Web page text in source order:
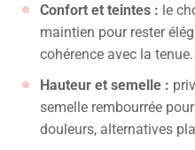
Confort et teintes : le
maintien pour rester
cohérence avec la tenue.
Hauteur et semelle :
semelle rembourrée
douleurs, alternatives